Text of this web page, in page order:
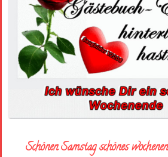
Schönen Samstag schönes